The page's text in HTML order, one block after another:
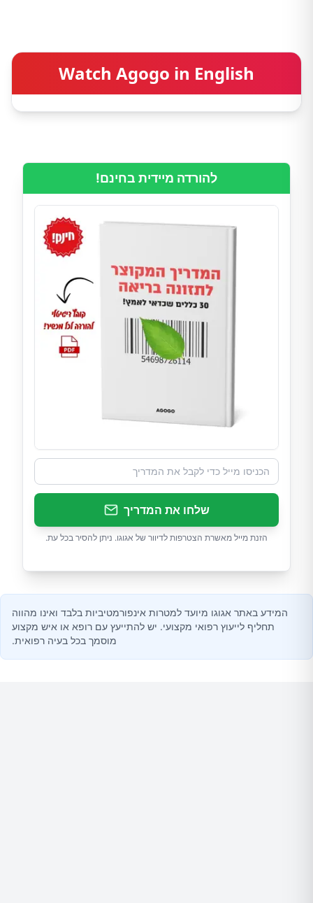
Watch Agogo in English
להורדה מיידית בחינם!
שלחו את המדריך
הזנת מייל מאשרת הצטרפות לדיוור של אגוגו. ניתן להסיר בכל עת.
המידע באתר אגוגו מיועד למטרות אינפורמטיביות בלבד ואינו מהווה
תחליף לייעוץ רפואי מקצועי. יש להתייעץ עם רופא או איש מקצוע
מוסמך בכל בעיה רפואית.